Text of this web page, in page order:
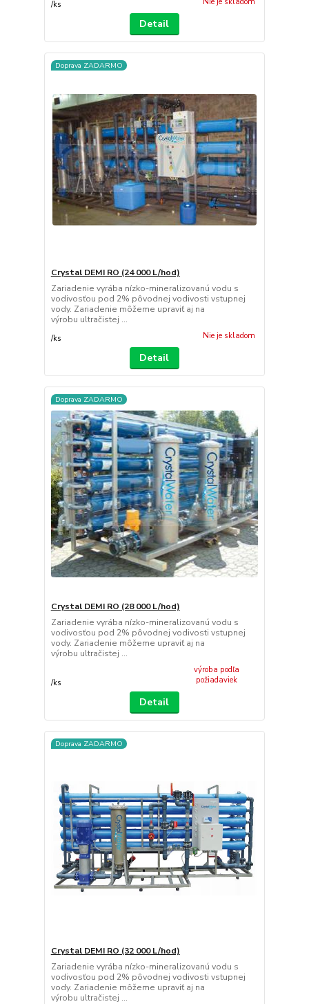
/ks
Detail
Doprava ZADARMO
Crystal DEMI RO (24 000 L/hod)
Zariadenie vyrába nízko-mineralizovanú vodu s
vodivosťou pod 2% pôvodnej vodivosti vstupnej
vody. Zariadenie môžeme upraviť aj na
výrobu ultračistej ...
/ks Nie je skladom
Detail
Doprava ZADARMO
Crystal DEMI RO (28 000 L/hod)
Zariadenie vyrába nízko-mineralizovanú vodu s
vodivosťou pod 2% pôvodnej vodivosti vstupnej
vody. Zariadenie môžeme upraviť aj na
výrobu ultračistej ...
/ks
výroba podľa
požiadaviek
Detail
Doprava ZADARMO
Crystal DEMI RO (32 000 L/hod)
Zariadenie vyrába nízko-mineralizovanú vodu s
vodivosťou pod 2% pôvodnej vodivosti vstupnej
vody. Zariadenie môžeme upraviť aj na
výrobu ultračistej ...